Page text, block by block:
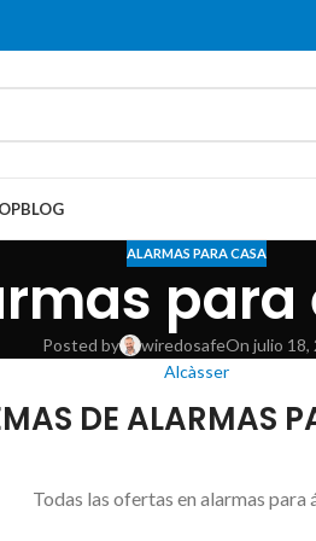
BLOG
ALARMAS PARA CASA
para
Posted by wiredosafeOn julio 18,
Alcàsser
DE ALARMAS
Todas las ofertas en alarmas para